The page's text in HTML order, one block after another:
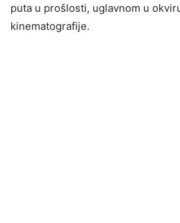
puta u prošlosti, uglavnom u
kinematografije.